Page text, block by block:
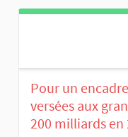
Pour un
versées aux
200 milliards en